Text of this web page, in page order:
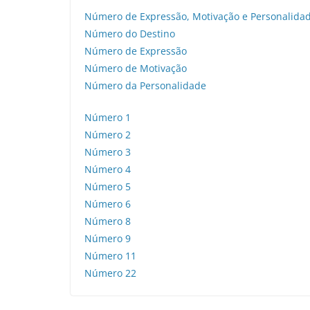
Número de Expressão, Motivação e
Número do Destino
Número de Expressão
Número de Motivação
Número da Personalidade
Número 1
Número 2
Número 3
Número 4
Número 5
Número 6
Número 8
Número 9
Número 11
Número 22